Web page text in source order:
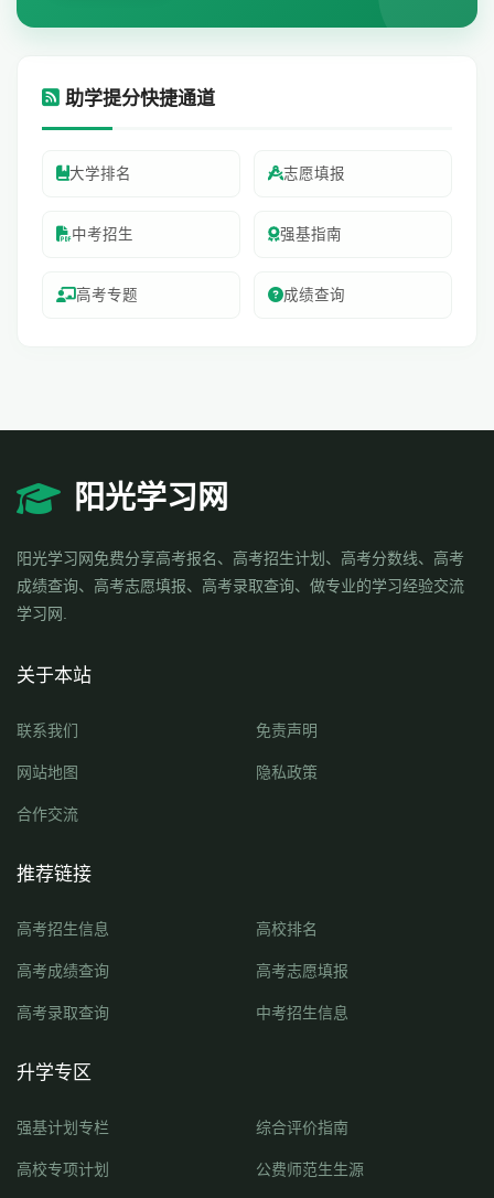
助学提分快捷通道
大学排名 志愿填报
中考招生 强基指南
高考专题 成绩查询
阳光学习网
阳光学习网免费分享高考报名、高考招生计划、高考分数线、高考
成绩查询、高考志愿填报、高考录取查询、做专业的学习经验交流
学习网.
关于本站
联系我们 免责声明
网站地图 隐私政策
合作交流
推荐链接
高考招生信息 高校排名
高考成绩查询 高考志愿填报
高考录取查询 中考招生信息
升学专区
强基计划专栏 综合评价指南
高校专项计划 公费师范生生源